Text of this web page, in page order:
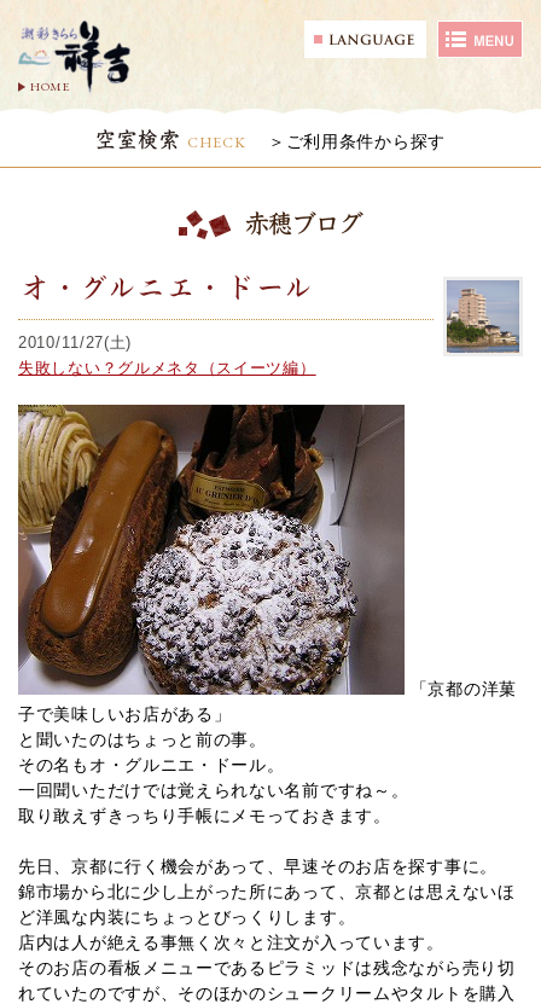
HOME
空室検索 CHECK ご利用条件から探す
赤穂ブログ
オ・グルニエ・ドール
2010/11/27(土)
失敗しない？グルメネタ（スイーツ編）
「京都の洋菓
子で美味しいお店がある」
と聞いたのはちょっと前の事。
その名もオ・グルニエ・ドール。
一回聞いただけでは覚えられない名前ですね～。
取り敢えずきっちり手帳にメモっておきます。
先日、京都に行く機会があって、早速そのお店を探す事に。
錦市場から北に少し上がった所にあって、京都とは思えないほ
ど洋風な内装にちょっとびっくりします。
店内は人が絶える事無く次々と注文が入っています。
そのお店の看板メニューであるピラミッドは残念ながら売り切
れていたのですが、そのほかのシュークリームやタルトを購入